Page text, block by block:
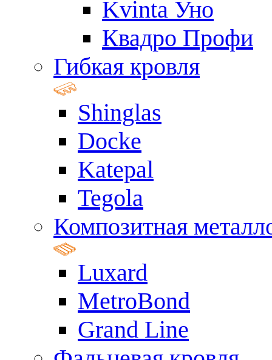
Kvinta Уно
Квадро Профи
Гибкая кровля
Shinglas
Docke
Katepal
Tegola
Композитная
Luxard
MetroBond
Grand Line